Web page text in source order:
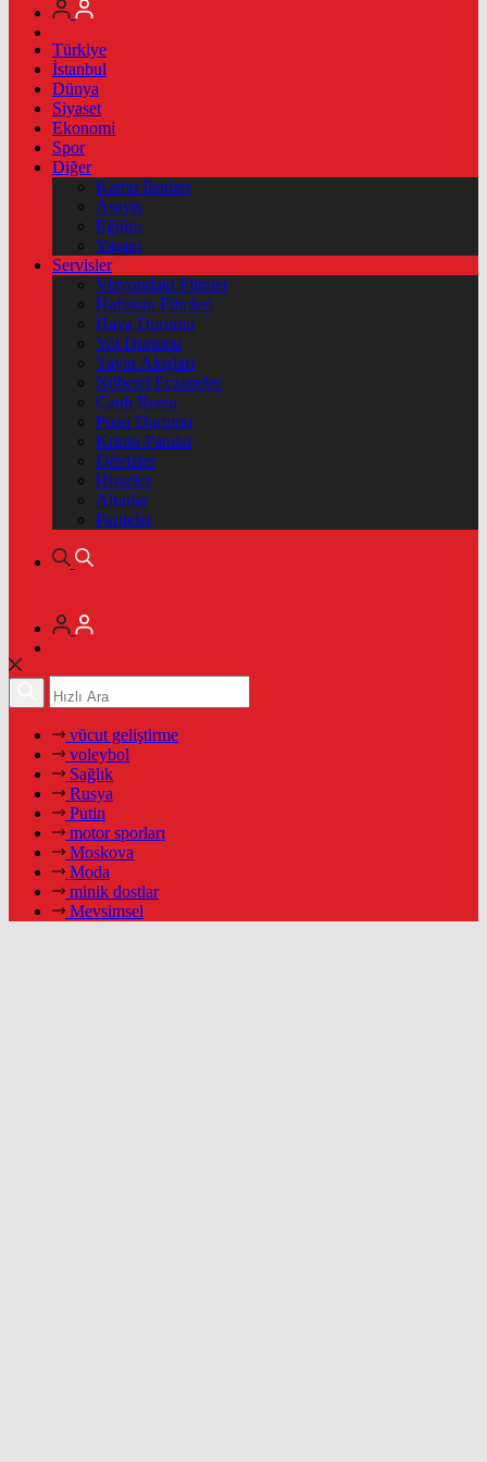
Türkiye
İstanbul
Dünya
Siyaset
Ekonomi
Spor
Diğer
Kamu İlanları
Asayiş
Eğitim
Yaşam
Servisler
Vizyondaki Filmler
Haftanin Filmleri
Hava Durumu
Yol Durumu
Yayın Akışları
Nöbetçi Eczaneler
Canlı Borsa
Puan Durumu
Kripto Paralar
Dövizler
Hisseler
Altınlar
Pariteler
vücut geliştirme
voleybol
Sağlık
Rusya
Putin
motor sporları
Moskova
Moda
minik dostlar
Mevsimsel